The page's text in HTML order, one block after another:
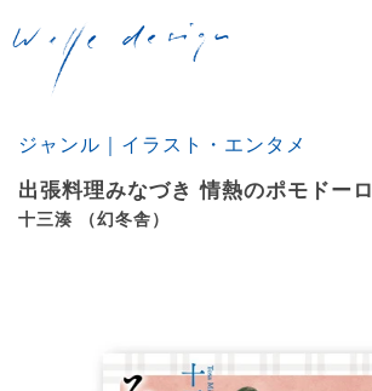
ジャンル｜イラスト・エンタメ
出張料理みなづき 情熱のポモドーロ
十三湊 （幻冬舎）